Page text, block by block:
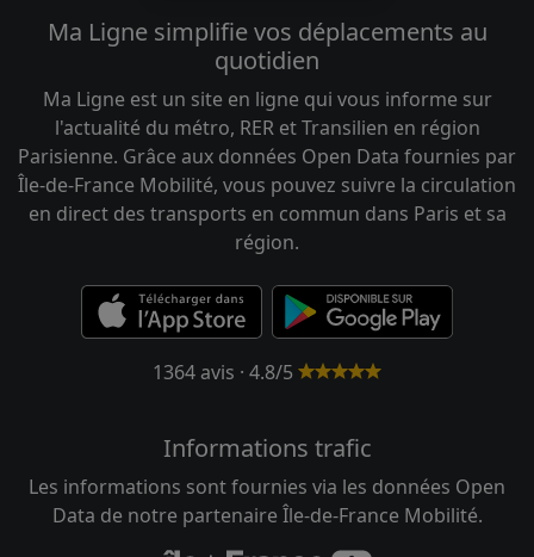
Ma Ligne simplifie vos déplacements au
quotidien
Ma Ligne est un site en ligne qui vous informe sur
l'actualité du métro, RER et Transilien en région
Parisienne. Grâce aux données Open Data fournies par
Île-de-France Mobilité, vous pouvez suivre la circulation
en direct des transports en commun dans Paris et sa
région.
1364 avis · 4.8/5
Informations trafic
Les informations sont fournies via les données Open
Data de notre partenaire Île-de-France Mobilité.